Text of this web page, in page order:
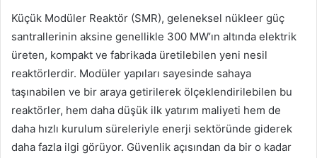
Küçük Modüler Reaktör (SMR), geleneksel nükleer güç
santrallerinin aksine genellikle 300 MW’ın altında elektrik
üreten, kompakt ve fabrikada üretilebilen yeni nesil
reaktörlerdir. Modüler yapıları sayesinde sahaya
taşınabilen ve bir araya getirilerek ölçeklendirilebilen bu
reaktörler, hem daha düşük ilk yatırım maliyeti hem de
daha hızlı kurulum süreleriyle enerji sektöründe giderek
daha fazla ilgi görüyor. Güvenlik açısından da bir o kadar